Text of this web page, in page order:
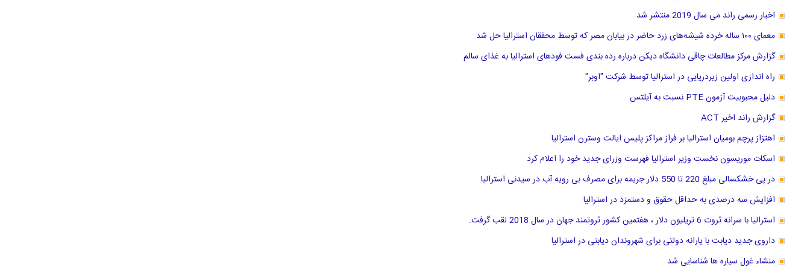
اخبار رسمی راند می سال 2019 منتشر شد
معمای ۱۰۰ ساله خرده شیشه‌های زرد حاضر در بیابان مصر که توسط محققان استرالیا حل شد
گزارش مرکز مطالعات چاقی دانشگاه دیکن درباره رده بندی فست فودهای استرالیا به غذای سالم
راه اندازی اولین زیردریایی در استرالیا توسط شرکت "اوبر"
دلیل محبوبیت آزمون PTE نسبت به آیلتس
گزارش راند اخیر ACT
اهتزاز پرچم بومیان استرالیا بر فراز مراکز پلیس ایالت وسترن استرالیا
اسکات موریسون نخست وزیر استرالیا فهرست وزرای جدید خود را اعلام کرد
در پی خشکسالی مبلغ 220 تا 550 دلار جریمه برای مصرف بی رویه آب در سیدنی استرالیا
افزایش سه درصدی به حداقل حقوق و دستمزد در استرالیا
استرالیا با سرانه ثروت 6 تریلیون دلار ، هفتمین کشور ثروتمند جهان در سال 2018 لقب گرفت.
داروی جدید دیابت با یارانه دولتی برای شهروندان دیابتی در استرالیا
منشاء غول سیاره ها شناسایی شد